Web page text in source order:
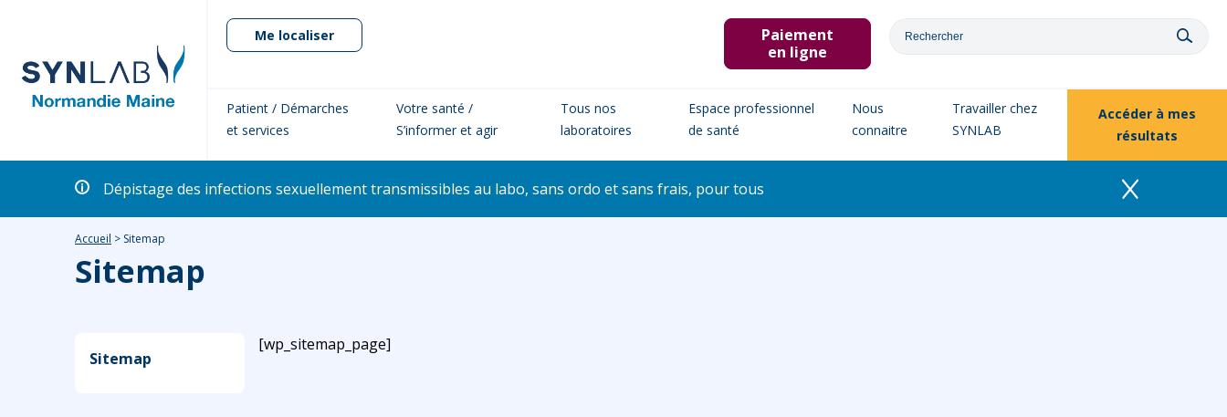
Me localiser
Paiement
en ligne
Patient / Démarches
et services
Votre santé /
S’informer et agir
Tous nos
laboratoires
Espace professionnel
de santé
Nous
connaitre
Travailler chez
SYNLAB
Accéder à mes
résultats
Dépistage des infections sexuellement transmissibles au labo, sans ordo et sans frais, pour tous
Accueil > Sitemap
Sitemap
Sitemap
[wp_sitemap_page]